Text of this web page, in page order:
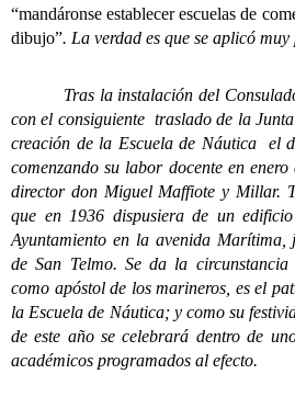
“mandáronse establecer escuelas de
dibujo”. La verdad es que se aplicó muy
Tras la instalación del Consulado
con el consiguiente traslado de la
creación de la Escuela de Náutica el
comenzando su labor docente en
director don Miguel Maffiote y Millar.
que en 1936 dispusiera de un
Ayuntamiento en la avenida
de San Telmo. Se da la
como apóstol de los marineros, es el
la Escuela de Náutica; y como su
de este año se celebrará dentro de
académicos programados al efecto.